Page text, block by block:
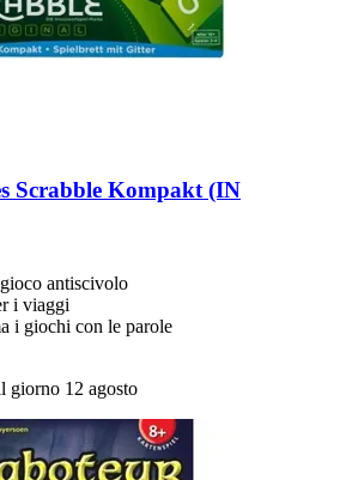
Scrabble Kompakt (IN
antiscivolo
i viaggi
i giochi con le parole
giorno 12 agosto